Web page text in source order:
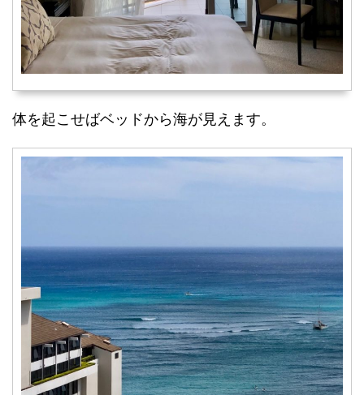
体を起こせばベッドから海が見えます。